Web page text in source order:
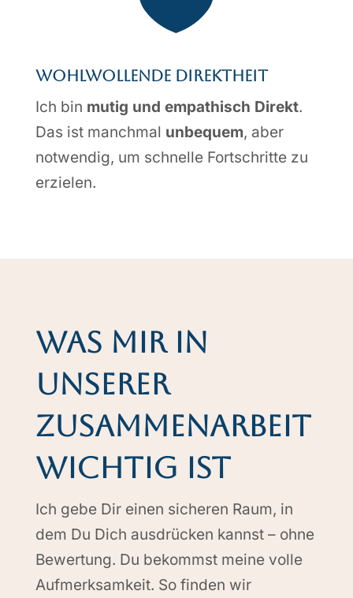
Wohl­wollende Direktheit
Ich bin mutig und empathisch Direkt.
Das ist manchmal unbequem, aber
notwendig, um schnelle Fortschritte zu
erzielen.
Was mir in
unserer
Zusammen­arbeit
wichtig ist
Ich gebe Dir einen sicheren Raum, in
dem Du Dich ausdrücken kannst – ohne
Bewertung. Du bekommst meine volle
Aufmerksamkeit. So finden wir